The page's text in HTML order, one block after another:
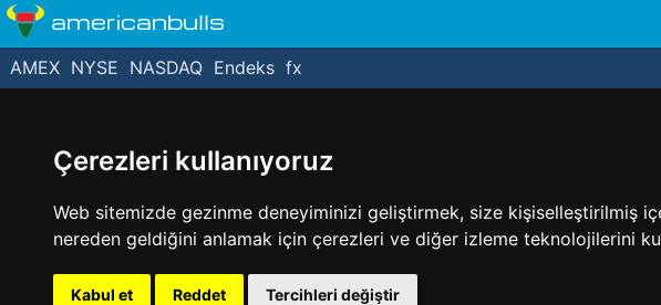
Çerezleri kullanıyoruz
Web sitemizde gezinme deneyiminizi geliştirmek, size
nereden geldiğini anlamak için çerezleri ve diğer izleme teknolojilerini
Kabul et Reddet Tercihleri değiştir
americanbulls
AMEX NYSE NASDAQ Endeks fx